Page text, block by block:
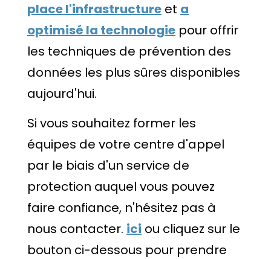
place l'infrastructure et a
optimisé la technologie pour offrir
les techniques de prévention des
données les plus sûres disponibles
aujourd'hui.
Si vous souhaitez former les
équipes de votre centre d'appel
par le biais d'un service de
protection auquel vous pouvez
faire confiance, n'hésitez pas à
nous contacter. ici ou cliquez sur le
bouton ci-dessous pour prendre